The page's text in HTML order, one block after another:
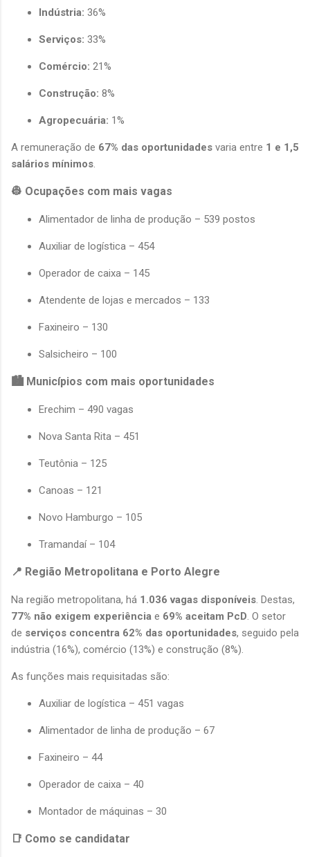
Indústria: 36%
Serviços: 33%
Comércio: 21%
Construção: 8%
Agropecuária: 1%
A remuneração de 67% das oportunidades varia entre 1 e 1,5
salários mínimos
👷 Ocupações com mais vagas
Alimentador de linha de produção – 539 postos
Auxiliar de logística – 454
Operador de caixa – 145
Atendente de lojas e mercados – 133
Faxineiro – 130
Salsicheiro – 100
🏙️ Municípios com mais oportunidades
Erechim – 490 vagas
Nova Santa Rita – 451
Teutônia – 125
Canoas – 121
Novo Hamburgo – 105
Tramandaí – 104
📍 Região Metropolitana e Porto Alegre
Na região metropolitana, há 1.036 vagas disponíveis
77% não exigem experiência e 69% aceitam PcD . O setor
de serviços concentra 62% das oportunidades, seguido pela
indústria (16%), comércio (13%) e construção (8%).
As funções mais requisitadas são:
Auxiliar de logística – 451 vagas
Alimentador de linha de produção – 67
Faxineiro – 44
Operador de caixa – 40
Montador de máquinas – 30
📑 Como se candidatar